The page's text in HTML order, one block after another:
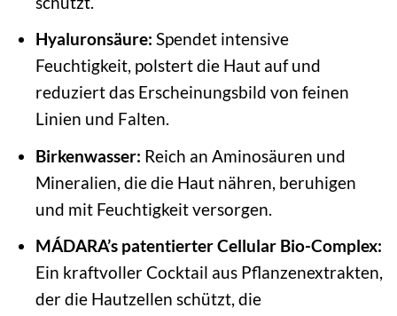
Hyaluronsäure: Spendet intensive
Feuchtigkeit, polstert die Haut auf und
reduziert das Erscheinungsbild von feinen
Linien und Falten.
Birkenwasser: Reich an Aminosäuren und
Mineralien, die die Haut nähren, beruhigen
und mit Feuchtigkeit versorgen.
MÁDARA’s patentierter Cellular Bio-Complex:
Ein kraftvoller Cocktail aus Pflanzenextrakten,
der die Hautzellen schützt, die